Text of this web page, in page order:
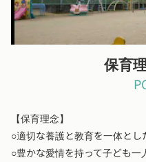
保育
【保育理念】
○適切な養護と教育を一体とし
○豊かな愛情を持って子ども一